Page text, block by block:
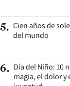
5. Cien años de
del mundo
6. Día del Niño: 10
magia, el dolor y